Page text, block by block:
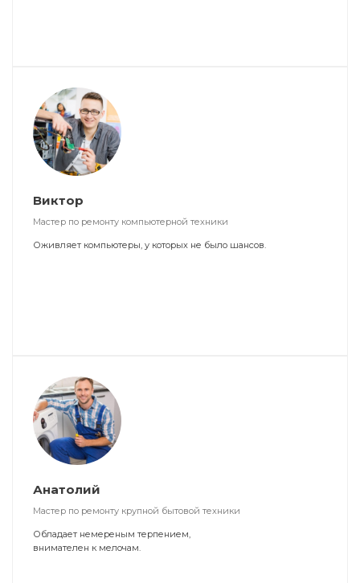
Виктор
Мастер по ремонту компьютерной техники
Оживляет компьютеры, у которых не было шансов.
Анатолий
Мастер по ремонту крупной бытовой техники
Обладает немереным терпением,
внимателен к мелочам.